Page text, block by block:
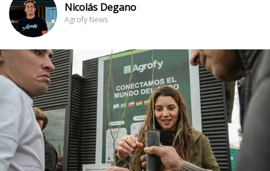
Nicolás Degano
Agrofy News